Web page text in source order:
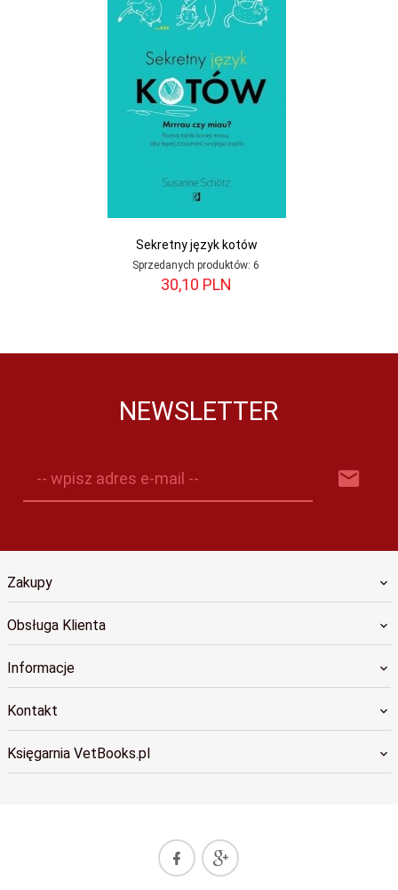
Sekretny język kotów
Sprzedanych produktów: 6
30,10 PLN
NEWSLETTER
-- wpisz adres e-mail --
Zakupy
Obsługa Klienta
Informacje
Kontakt
Księgarnia VetBooks.pl